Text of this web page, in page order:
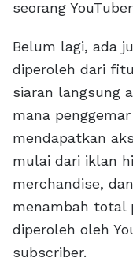
seorang
Belum lagi, ada
diperoleh dari
siaran langsung
mana
mendapatkan
mulai dari iklan
merchandise,
menambah total
diperoleh oleh
subscriber.